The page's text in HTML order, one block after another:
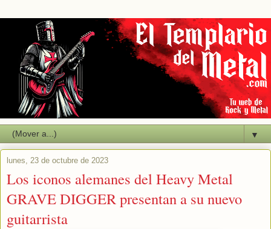
▼
lunes, 23 de octubre de 2023
Los iconos alemanes del Heavy Metal
GRAVE DIGGER presentan a su nuevo
guitarrista